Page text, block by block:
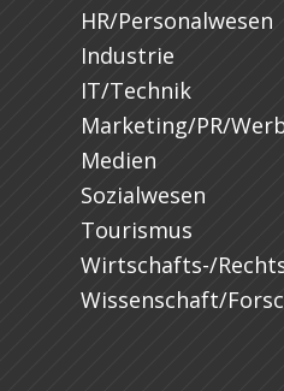
HR/Personalwesen
Industrie
IT/Technik
Marketing/PR/
Medien
Sozialwesen
Tourismus
Wirtschafts-/
Wissenschaft/